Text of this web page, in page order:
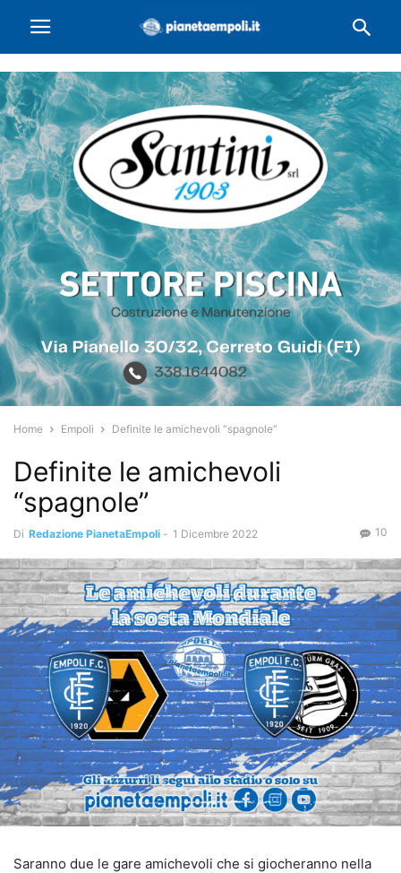
Home Empoli Definite le amichevoli “spagnole”
Definite le amichevoli
“spagnole”
Di Redazione PianetaEmpoli - 1 Dicembre 2022 10
Saranno due le gare amichevoli che si giocheranno nella